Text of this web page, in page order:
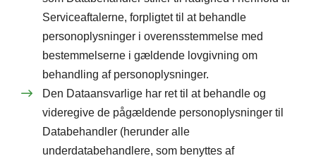
Serviceaftalerne, forpligtet til at behandle
personoplysninger i overensstemmelse med
bestemmelserne i gældende lovgivning om
behandling af personoplysninger.
Den Dataansvarlige har ret til at behandle og
videregive de pågældende personoplysninger til
Databehandler (herunder alle
underdatabehandlere, som benyttes af